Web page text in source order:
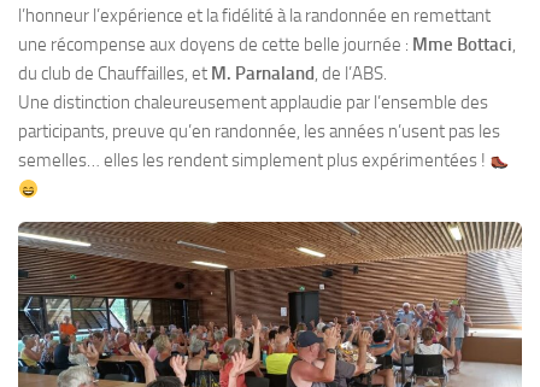
l’honneur l’expérience et la fidélité à la randonnée en remettant
une récompense aux doyens de cette belle journée : Mme Bottaci,
du club de Chauffailles, et M. Parnaland, de l’ABS.
Une distinction chaleureusement applaudie par l’ensemble des
participants, preuve qu’en randonnée, les années n’usent pas les
semelles… elles les rendent simplement plus expérimentées !